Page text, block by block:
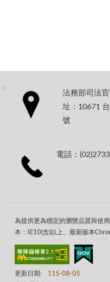
:::
法務部司法
址：10671
號
電話：
為提供更為穩定的瀏覽品質與使
本：IE10(含)以上、最新版本
更新日期: 115-08-05